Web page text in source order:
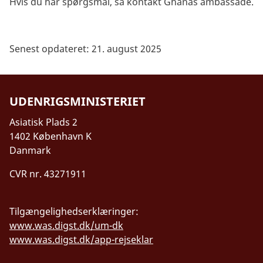
Senest opdateret: 21. august 2025
UDENRIGSMINISTERIET
Asiatisk Plads 2
1402 København K
Danmark
CVR nr. 43271911
Tilgængelighedserklæringer:
www.was.digst.dk/um-dk
www.was.digst.dk/app-rejseklar